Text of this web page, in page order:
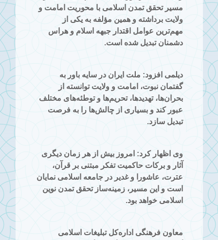
مسیر تحقق تمدن اسلامی با محوریت امامت و
ولایت برداشته و همین مؤلفه به یکی از
مهم‌ترین عوامل اقتدار جبهه اسلام و هراس
دشمنان تبدیل شده است.
دیلمی افزود: ملت ایران در سایه باور به
گفتمان نبوت، امامت و ولایت توانسته از
بحران‌ها، تهدیدها، تحریم‌ها و توطئه‌های مختلف
عبور کند و بسیاری از چالش‌ها را به فرصت
تبدیل سازد.
وی اظهار کرد: امروز بیش از هر زمان دیگری
آثار و برکات حاکمیت تفکر مبتنی بر قرآن،
عترت، عاشورا و غدیر در جامعه اسلامی نمایان
است و این مسیر، زمینه‌ساز تحقق تمدن نوین
اسلامی خواهد بود.
معاون فرهنگی اداره‌کل تبلیغات اسلامی